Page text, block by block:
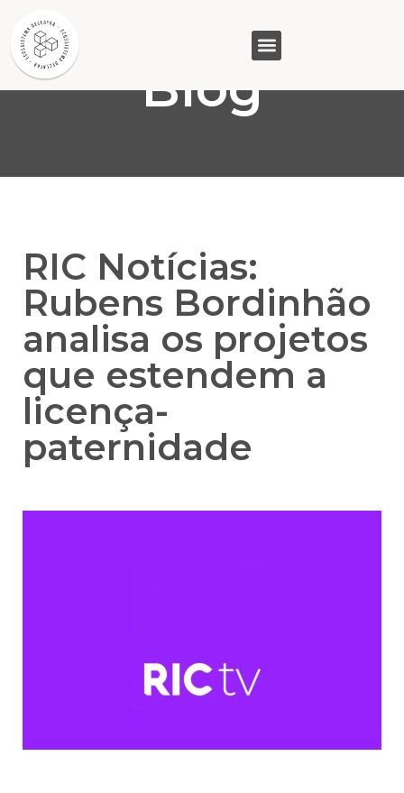
Blog
RIC Notícias:
Rubens Bordinhão
analisa os projetos
que estendem a
licença-
paternidade